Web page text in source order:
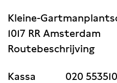
Kleine-
1017 RR Amsterdam
Routebeschrijving
Kassa
020